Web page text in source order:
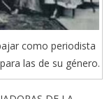
como periodista
las de su género.